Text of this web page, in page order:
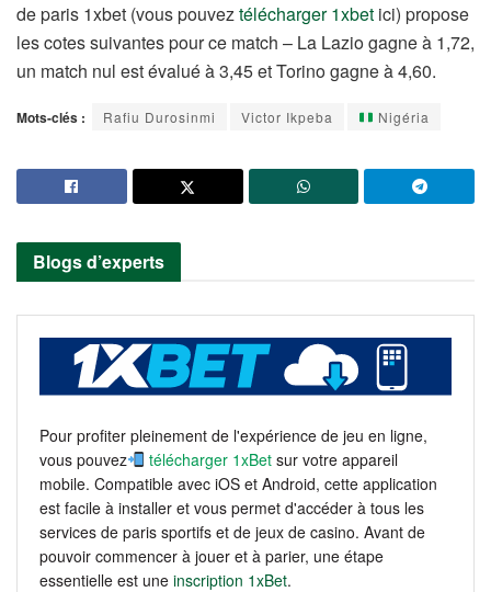
de paris 1xbet (vous pouveztélécharger 1xbet ici) propose
les cotes suivantes pour ce match – La Lazio gagne à 1,72,
un match nul est évalué à 3,45 et Torino gagne à 4,60.
Mots-clés : Rafiu Durosinmi Victor Ikpeba Nigéria
Blogs d’experts
Pour profiter pleinement de l'expérience de jeu en ligne,
vous pouvez
télécharger 1xBet sur votre appareil
mobile. Compatible avec iOS et Android, cette application
est facile à installer et vous permet d'accéder à tous les
services de paris sportifs et de jeux de casino. Avant de
pouvoir commencer à jouer et à parier, une étape
essentielle est une inscription 1xBet.